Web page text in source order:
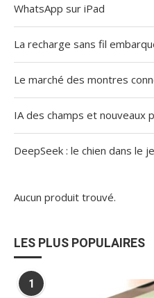
WhatsApp sur iPad
La recharge sans fil
Le marché des montres
IA des champs et nouveaux
DeepSeek : le chien dans le
Aucun produit trouvé.
LES PLUS POPULAIRES
1